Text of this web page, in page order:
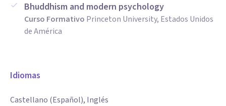
Bhuddhism and modern psychology
Curso Formativo Princeton University, Estados Unidos
de América
Idiomas
Castellano (Español), Inglés